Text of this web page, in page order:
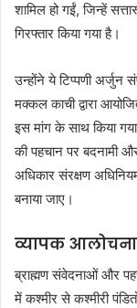
शामिल हो गईं, जिन्हें
गिरफ्तार किया गया है।
उन्होंने ये टिप्पणी अर्जुन
मक्कल काची द्वारा
इस मांग के साथ किया
की पहचान पर बदनामी
अधिकार संरक्षण
बनाया जाए।
व्यापक आलोचना
ब्राह्मण संवेदनाओं और
में कश्मीर से कश्मीरी